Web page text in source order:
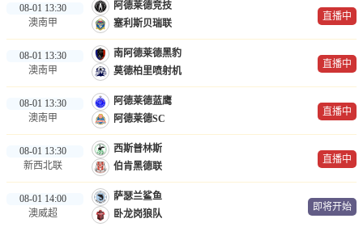
08-01 13:30
澳南甲
阿德莱德竞技
塞利斯贝瑞联
直播中
08-01 13:30
澳南甲
南阿德莱德黑豹
莫德柏里喷射机
直播中
08-01 13:30
澳南甲
阿德莱德蓝鹰
阿德莱德SC
直播中
08-01 13:30
新西北联
西斯普林斯
伯肯黑德联
直播中
08-01 14:00
澳威超
萨瑟兰鲨鱼
卧龙岗狼队
即将开始